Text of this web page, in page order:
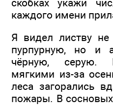
скобках укажи
каждого имени
Я видел листву
пурпурную, но и
чёрную, серую.
мягкими из-за
леса загорались
пожары. В